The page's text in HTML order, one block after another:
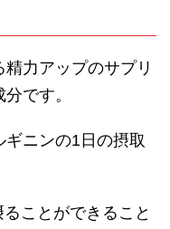
力アップのサプリ
です。
ニンの1日の摂取
ことができること